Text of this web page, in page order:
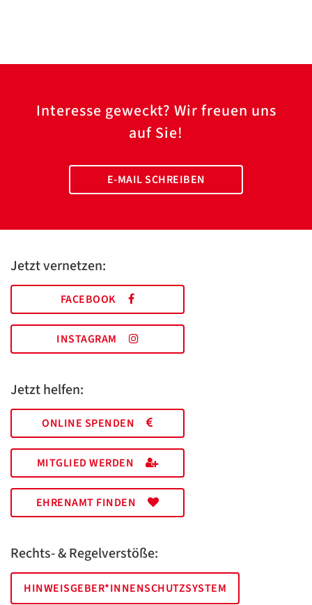
Interesse geweckt? Wir freuen uns
auf Sie!
E-MAIL SCHREIBEN
Jetzt vernetzen:
FACEBOOK
INSTAGRAM
Jetzt helfen:
ONLINE SPENDEN
MITGLIED WERDEN
EHRENAMT FINDEN
Rechts- & Regelverstöße:
HINWEISGEBER*INNENSCHUTZSYSTEM